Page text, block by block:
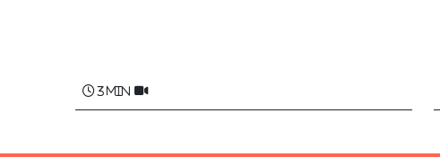
3 min